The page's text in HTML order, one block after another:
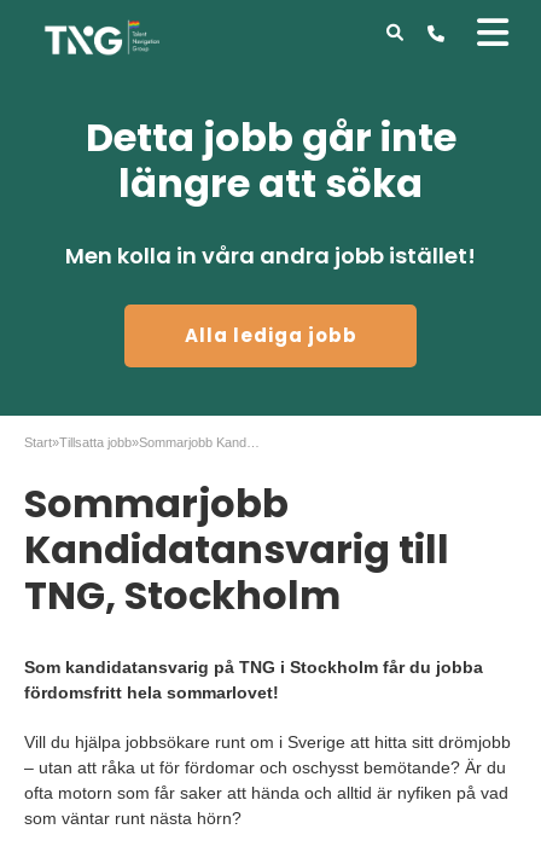
Detta jobb går inte
längre att söka
Men kolla in våra andra jobb istället!
Alla lediga jobb
Start»Tillsatta jobb»
Sommarjobb
Kandidatansvarig till
TNG, Stockholm
Som kandidatansvarig på TNG i Stockholm får du jobba
fördomsfritt hela sommarlovet!
Vill du hjälpa jobbsökare runt om i Sverige att hitta sitt drömjobb
– utan att råka ut för fördomar och oschysst bemötande? Är du
ofta motorn som får saker att hända och alltid är nyfiken på vad
som väntar runt nästa hörn?